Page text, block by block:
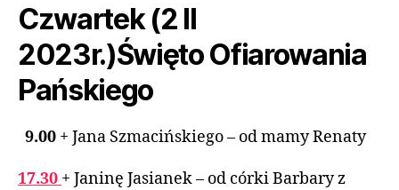
Czwartek (2 II
2023r.)Święto Ofiarowania
Pańskiego
9.00 + Jana Szmacińskiego – od mamy Renaty
17.30 + Janinę Jasianek – od córki Barbary z